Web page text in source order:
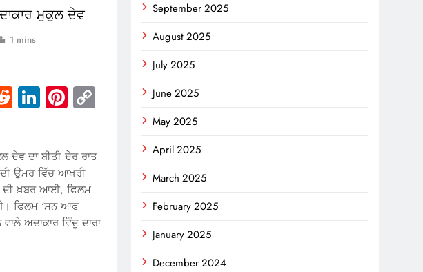
ਮੁਕੁਲ ਦੇਵ
1 mins
RedditLinkedIn
Pinterest
Copy
ਦੇਵ ਦਾ ਬੀਤੀ ਦੇਰ ਰਾਤ
ਉਮਰ ਵਿੱਚ ਆਖਰੀ
ਦੀ ਖ਼ਬਰ ਆਈ, ਫਿਲਮ
ਫਿਲਮ ‘ਸਨ ਆਫ
ਅਦਾਕਾਰ ਵਿੰਦੂ ਦਾਰਾ
September 2025
August 2025
July 2025
June 2025
May 2025
April 2025
March 2025
February 2025
January 2025
December 2024